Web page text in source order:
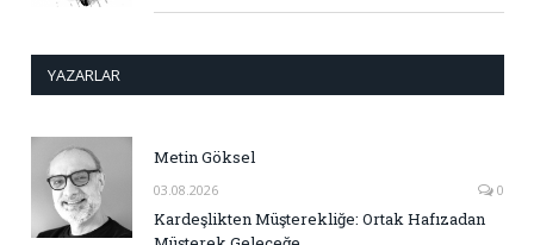
YAZARLAR
Metin Göksel
03.08.2026 0
Kardeşlikten Müşterekliğe: Ortak Hafızadan